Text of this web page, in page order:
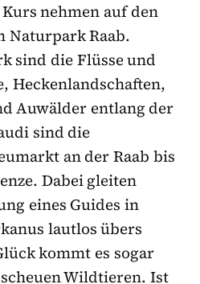
nehmen auf den
Naturpark Raab.
sind die Flüsse und
Heckenlandschaften,
Auwälder entlang der
sind die
an der Raab bis
Dabei gleiten
eines Guides in
lautlos übers
kommt es sogar
Wildtieren. Ist